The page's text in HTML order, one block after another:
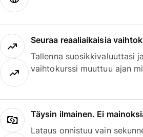
Seuraa reaaliaikaisia
Tallenna suosikkivaluuttasi
vaihtokurssi muuttuu ajan
Täysin ilmainen. Ei
Lataus onnistuu vain